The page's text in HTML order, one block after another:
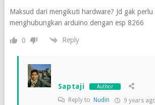
Maksud dari mengikuti hardware? Jd gak
menghubungkan arduino dengan esp 8266
0 Reply
Saptaji Author
Reply to Nudin 9 years